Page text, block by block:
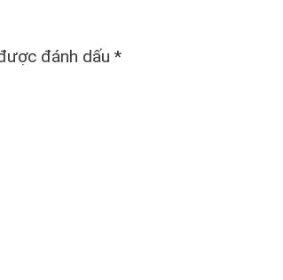
đánh dấu *